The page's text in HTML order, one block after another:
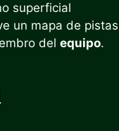
superficial
un mapa de pistas
del equipo.